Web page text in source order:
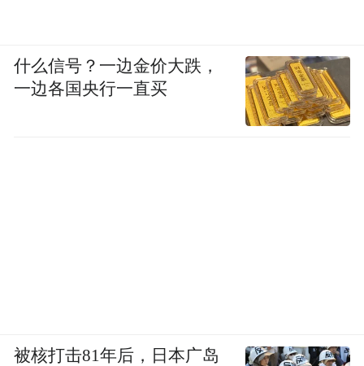
什么信号？一边金价大跌，
一边各国央行一直买
被核打击81年后，日本广岛